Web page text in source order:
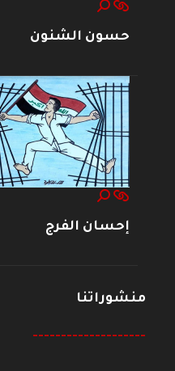
حسون الشنون
إحسان الفرج
منشوراتنا
--------------------